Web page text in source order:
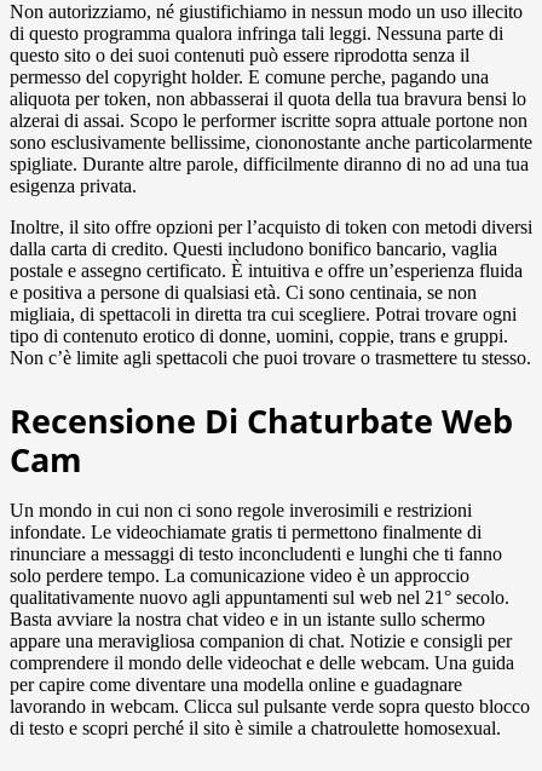
Non autorizziamo, né giustifichiamo in nessun modo un uso illecito
di questo programma qualora infringa tali leggi. Nessuna parte di
questo sito o dei suoi contenuti può essere riprodotta senza il
permesso del copyright holder. E comune perche, pagando una
aliquota per token, non abbasserai il quota della tua bravura bensi lo
alzerai di assai. Scopo le performer iscritte sopra attuale portone non
sono esclusivamente bellissime, ciononostante anche particolarmente
spigliate. Durante altre parole, difficilmente diranno di no ad una tua
esigenza privata.
Inoltre, il sito offre opzioni per l’acquisto di token con metodi diversi
dalla carta di credito. Questi includono bonifico bancario, vaglia
postale e assegno certificato. È intuitiva e offre un’esperienza fluida
e positiva a persone di qualsiasi età. Ci sono centinaia, se non
migliaia, di spettacoli in diretta tra cui scegliere. Potrai trovare ogni
tipo di contenuto erotico di donne, uomini, coppie, trans e gruppi.
Non c’è limite agli spettacoli che puoi trovare o trasmettere tu stesso.
Recensione Di Chaturbate Web
Cam
Un mondo in cui non ci sono regole inverosimili e restrizioni
infondate. Le videochiamate gratis ti permettono finalmente di
rinunciare a messaggi di testo inconcludenti e lunghi che ti fanno
solo perdere tempo. La comunicazione video è un approccio
qualitativamente nuovo agli appuntamenti sul web nel 21° secolo.
Basta avviare la nostra chat video e in un istante sullo schermo
appare una meravigliosa companion di chat. Notizie e consigli per
comprendere il mondo delle videochat e delle webcam. Una guida
per capire come diventare una modella online e guadagnare
lavorando in webcam. Clicca sul pulsante verde sopra questo blocco
di testo e scopri perché il sito è simile a chatroulette homosexual.